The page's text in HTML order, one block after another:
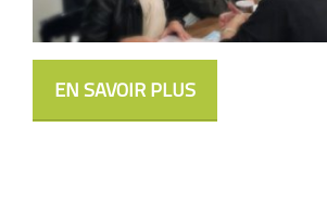
EN SAVOIR PLUS